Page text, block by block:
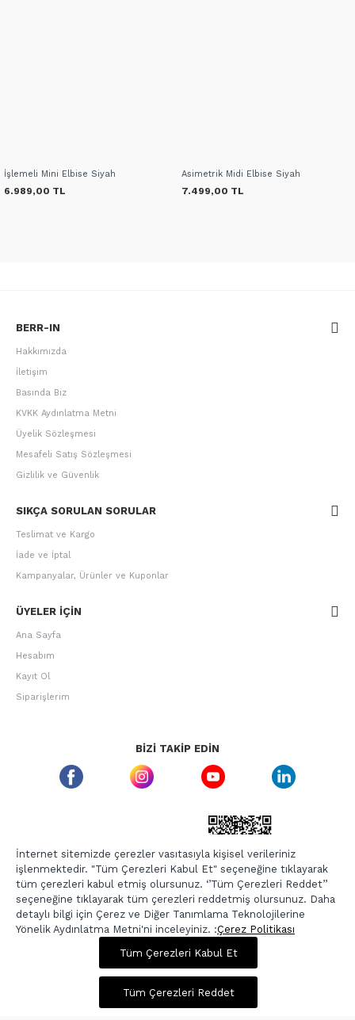
3.179,00 TL 5.299,00 TL
Sepette %20 İndirim
İşlemeli Mini Elbise Siyah
6.989,00 TL
Asimetrik Midi Elbise Siyah
7.499,00 TL
BERR-IN
Hakkımızda
İletişim
Basında Biz
KVKK Aydınlatma Metni
Üyelik Sözleşmesi
Mesafeli Satış Sözleşmesi
Gizlilik ve Güvenlik
SIKÇA SORULAN SORULAR
Teslimat ve Kargo
İade ve İptal
Kampanyalar, Ürünler ve Kuponlar
ÜYELER IÇIN
Ana Sayfa
Hesabım
Kayıt Ol
Siparişlerim
BIZI TAKIP EDIN
ETBIS GÜVEN DAMGASI
Copyright © 2026, Berr-In.com, Tüm Hakları Saklıdır.
Tüm Çerezleri Kabul Et
İnternet sitemizde çerezler vasıtasıyla kişisel verileriniz
işlenmektedir. "Tüm Çerezleri Kabul Et" seçeneğine tıklayarak
tüm çerezleri kabul etmiş olursunuz. ‘’Tüm Çerezleri Reddet’’
seçeneğine tıklayarak tüm çerezleri reddetmiş olursunuz. Daha
detaylı bilgi için Çerez ve Diğer Tanımlama Teknolojilerine
Yönelik Aydınlatma Metni'ni inceleyiniz. :Çerez Politikası
Tüm Çerezleri Reddet